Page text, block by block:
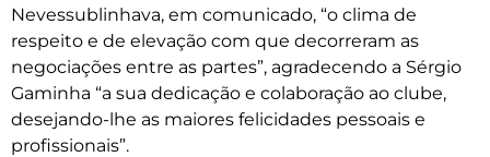
Nevessublinhava, em comunicado, “o clima de
respeito e de elevação com que decorreram as
negociações entre as partes”, agradecendo a Sérgio
Gaminha “a sua dedicação e colaboração ao clube,
desejando-lhe as maiores felicidades pessoais e
profissionais”.